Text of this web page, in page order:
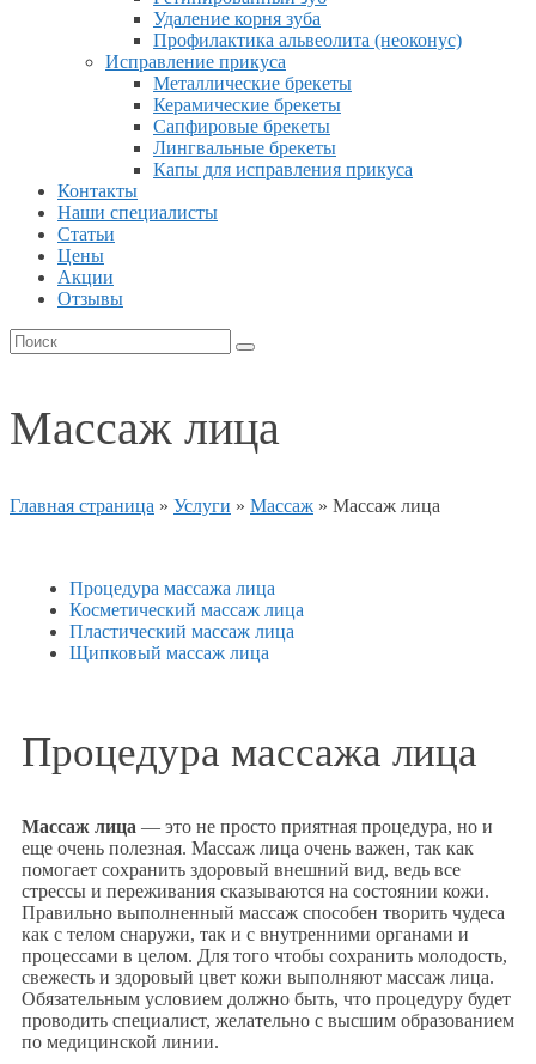
Удаление корня зуба
Профилактика альвеолита (неоконус)
Исправление прикуса
Металлические брекеты
Керамические брекеты
Сапфировые брекеты
Лингвальные брекеты
Капы для исправления прикуса
Контакты
Наши специалисты
Статьи
Цены
Акции
Отзывы
Массаж лица
Главная страница » Услуги » Массаж » Массаж лица
Процедура массажа лица
Косметический массаж лица
Пластический массаж лица
Щипковый массаж лица
Процедура массажа лица​
Массаж лица — это не просто приятная процедура, но и
еще очень полезная. Массаж лица очень важен, так как
помогает сохранить здоровый внешний вид, ведь все
стрессы и переживания сказываются на состоянии кожи.
Правильно выполненный массаж способен творить чудеса
как с телом снаружи, так и с внутренними органами и
процессами в целом. Для того чтобы сохранить молодость,
свежесть и здоровый цвет кожи выполняют массаж лица.
Обязательным условием должно быть, что процедуру будет
проводить специалист, желательно с высшим образованием
по медицинской линии.